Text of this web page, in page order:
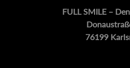
FULL SMILE –
76199